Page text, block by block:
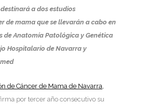
a dos estudios
de mama que se llevarán a cabo en
de Anatomía Patológica y Genética
Hospitalario de Navarra y
de Cáncer de Mama de Navarra,
por tercer año consecutivo su